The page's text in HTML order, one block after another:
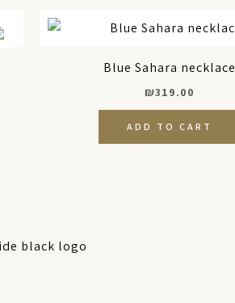
Blue Sahara necklace
₪319.00
ADD TO CART